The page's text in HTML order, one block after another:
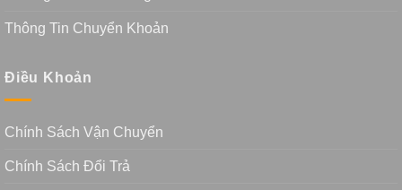
Thông Tin Chuyển Khoản
Điều Khoản
Chính Sách Vận Chuyển
Chính Sách Đổi Trả